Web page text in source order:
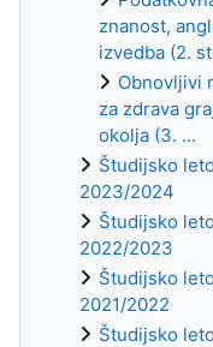
znanost,
izvedba (2.
Obnovljivi
za zdrava
okolja (3. ...
Študijsko
2023/2024
Študijsko
2022/2023
Študijsko
2021/2022
Študijsko